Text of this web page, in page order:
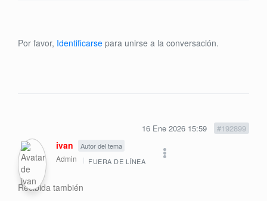
Por favor, Identificarse para unirse a la conversación.
16 Ene 2026 15:59 #192899
ivan Autor del tema
Admin FUERA DE LÍNEA
Recibida también